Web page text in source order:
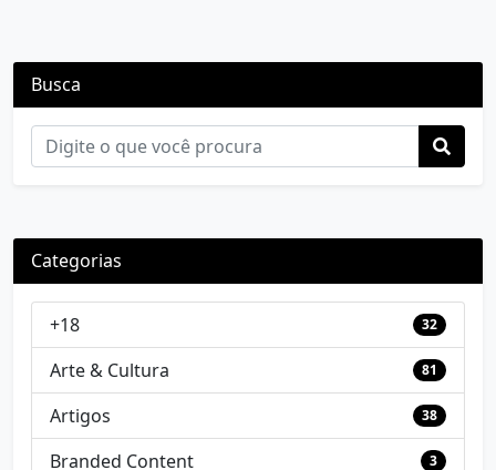
Busca
Categorias
+18 32
Arte & Cultura 81
Artigos 38
Branded Content 3